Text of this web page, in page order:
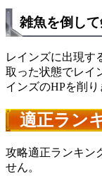
雑魚を倒し
レインズに出現す
取った状態でレイ
インズのHPを削り
適正ラン
攻略適正ランキン
せん。